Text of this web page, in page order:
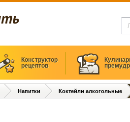
Конструктор
рецептов
Напитки Коктейли алкогольные